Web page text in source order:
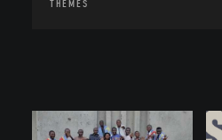
THEMES